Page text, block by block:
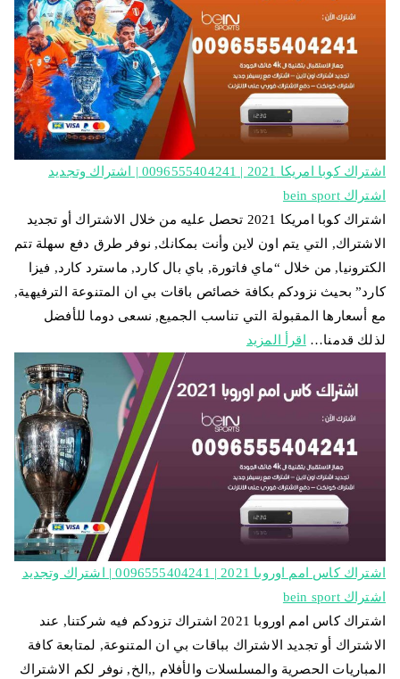
اشتراك كوبا امريكا 2021 | 0096555404241 | اشتراك وتجديد
اشتراك bein sport
اشتراك كوبا امريكا 2021 تحصل عليه من خلال الاشتراك أو تجديد
الاشتراك, التي يتم اون لاين وأنت بمكانك, نوفر طرق دفع سهلة تتم
الكترونيا, من خلال “ماي فاتورة, باي بال كارد, ماسترد كارد, فيزا
كارد” بحيث نزودكم بكافة خصائص باقات بي ان المتنوعة الترفيهية,
مع أسعارها المقبولة التي تناسب الجميع, نسعى دوما للأفضل
لذلك قدمنا…
اقرأ المزيد
اشتراك كاس امم اوروبا 2021 | 0096555404241 | اشتراك وتجديد
اشتراك bein sport
اشتراك كاس امم اوروبا 2021 اشتراك تزودكم فيه شركتنا, عند
الاشتراك أو تجديد الاشتراك بباقات بي ان المتنوعة, لمتابعة كافة
المباريات الحصرية والمسلسلات والأفلام ,,الخ, نوفر لكم الاشتراك